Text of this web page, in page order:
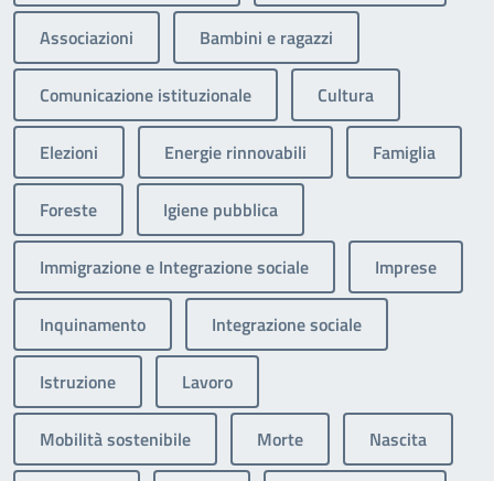
Associazioni Bambini e ragazzi
Comunicazione istituzionale Cultura
Elezioni Energie rinnovabili Famiglia
Foreste Igiene pubblica
Immigrazione e Integrazione sociale Imprese
Inquinamento Integrazione sociale
Istruzione Lavoro
Mobilità sostenibile Morte Nascita